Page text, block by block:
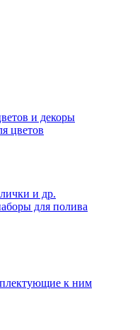
и декоры
цветов
и др.
для полива
к ним